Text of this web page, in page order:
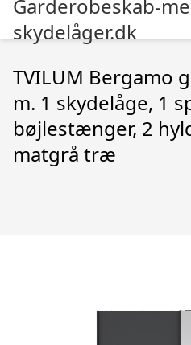
Garderobeskab-
skydelåger.dk
TVILUM Bergamo
m. 1 skydelåge, 1
bøjlestænger, 2
matgrå træ